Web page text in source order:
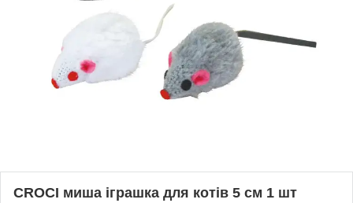
CROCI миша іграшка для котів 5 см 1 шт